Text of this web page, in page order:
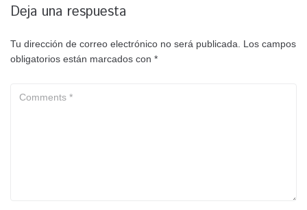
Deja una respuesta
Tu dirección de correo electrónico no será publicada.
Los campos
obligatorios están marcados con *